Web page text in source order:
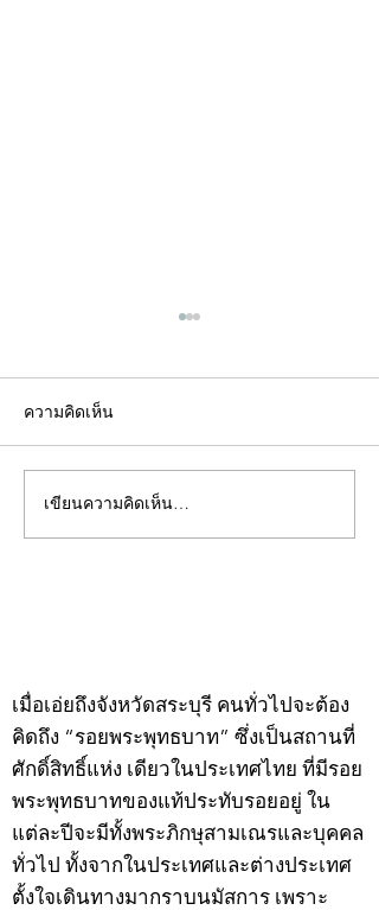
คอลัมน์"จับชีพจรวงการ
พระ"ประจำพุธที่ 29
ความคิดเห็น
เขียนความคิดเห็น…
เมื่อเอ่ยถึงจังหวัดสระบุรี คนทั่วไปจะต้อง
คิดถึง “รอยพระพุทธบาท” ซึ่งเป็นสถานที่
ศักดิ์สิทธิ์แห่ง เดียวในประเทศไทย ที่มีรอย
พระพุทธบาทของแท้ประทับรอยอยู่ ใน
แต่ละปีจะมีทั้งพระภิกษุสามเณรและบุคคล
ทั่วไป ทั้งจากในประเทศและต่างประเทศ
ตั้งใจเดินทางมากราบนมัสการ เพราะ